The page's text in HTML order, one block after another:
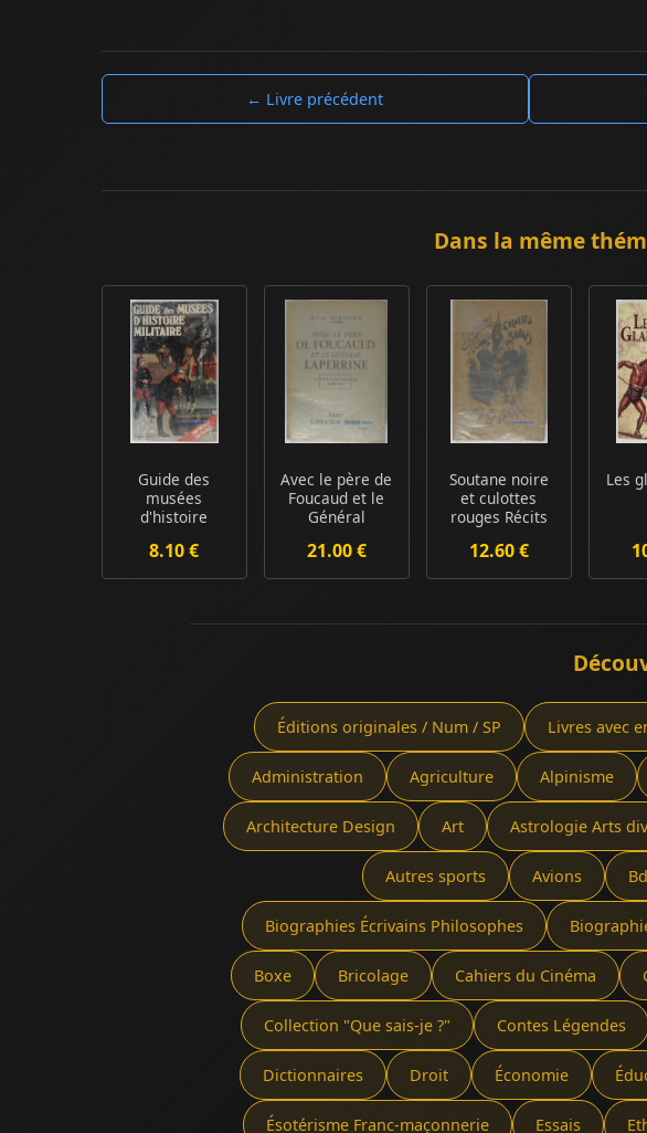
← Livre précédent
Dans la même
Guide des
musées
d'histoire
musées en F...
8.10 €
Avec le père de
Foucaud et le
Général
Carnet ...
21.00 €
Soutane noire
et culottes
rouges Récits
séminarist...
12.60 €
Les
Éditions originales / Num / SP Livres avec
Administration Agriculture Alpinisme
Architecture Design Art Astrologie Arts
Autres sports Avions Bd
Biographies Écrivains Philosophes
Boxe Bricolage Cahiers du Cinéma
Collection "Que sais-je ?" Contes Légendes
Dictionnaires Droit Économie
Ésotérisme Franc-maçonnerie Essais